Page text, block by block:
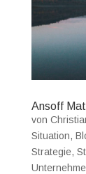
Ansoff
von
Situation,
Strategie,